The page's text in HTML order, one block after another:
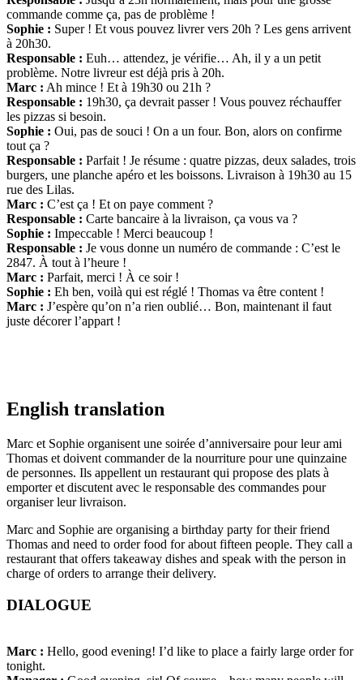
commande comme ça, pas de problème !
Sophie : Super ! Et vous pouvez livrer vers 20h ? Les gens arrivent
à 20h30.
Responsable : Euh… attendez, je vérifie… Ah, il y a un petit
problème. Notre livreur est déjà pris à 20h.
Marc : Ah mince ! Et à 19h30 ou 21h ?
Responsable : 19h30, ça devrait passer ! Vous pouvez réchauffer
les pizzas si besoin.
Sophie : Oui, pas de souci ! On a un four. Bon, alors on confirme
tout ça ?
Responsable : Parfait ! Je résume : quatre pizzas, deux salades, trois
burgers, une planche apéro et les boissons. Livraison à 19h30 au 15
rue des Lilas.
Marc : C’est ça ! Et on paye comment ?
Responsable : Carte bancaire à la livraison, ça vous va ?
Sophie : Impeccable ! Merci beaucoup !
Responsable : Je vous donne un numéro de commande : C’est le
2847. À tout à l’heure !
Marc : Parfait, merci ! À ce soir !
Sophie : Eh ben, voilà qui est réglé ! Thomas va être content !
Marc : J’espère qu’on n’a rien oublié… Bon, maintenant il faut
juste décorer l’appart !
English translation
Marc et Sophie organisent une soirée d’anniversaire pour leur ami
Thomas et doivent commander de la nourriture pour une quinzaine
de personnes. Ils appellent un restaurant qui propose des plats à
emporter et discutent avec le responsable des commandes pour
organiser leur livraison.
Marc and Sophie are organising a birthday party for their friend
Thomas and need to order food for about fifteen people. They call a
restaurant that offers takeaway dishes and speak with the person in
charge of orders to arrange their delivery.
DIALOGUE
Marc : Hello, good evening! I’d like to place a fairly large order for
tonight.